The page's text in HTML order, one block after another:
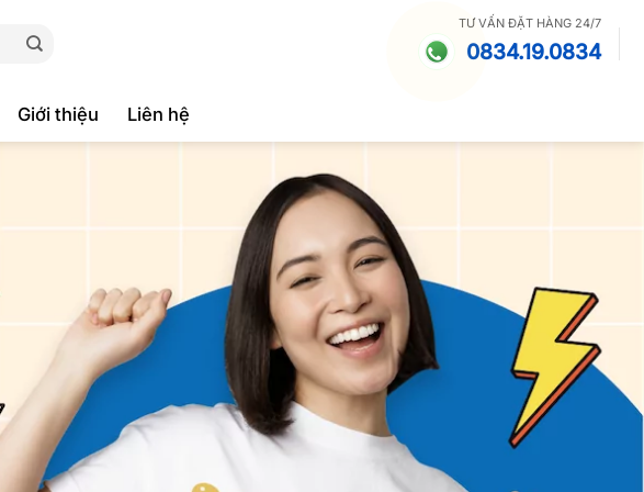
TƯ VẤN ĐẶT HÀNG 24/7
0834.19.0834
Giới thiệu Liên hệ